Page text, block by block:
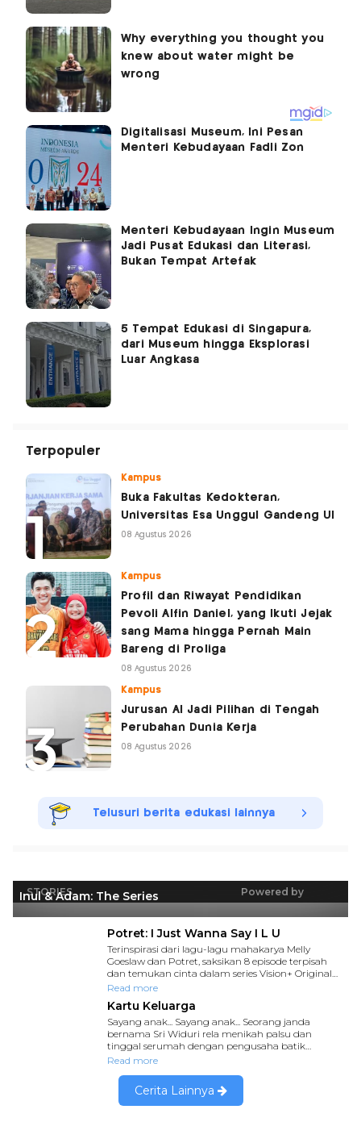
Digitalisasi Museum, Ini Pesan
Menteri Kebudayaan Fadli Zon
Menteri Kebudayaan Ingin Museum
Jadi Pusat Edukasi dan Literasi,
Bukan Tempat Artefak
5 Tempat Edukasi di Singapura,
dari Museum hingga Eksplorasi
Luar Angkasa
Terpopuler
Kampus
Buka Fakultas Kedokteran,
Universitas Esa Unggul Gandeng UI
08 Agustus 2026
Kampus
Profil dan Riwayat Pendidikan
Pevoli Alfin Daniel, yang Ikuti Jejak
sang Mama hingga Pernah Main
Bareng di Proliga
08 Agustus 2026
Kampus
Jurusan AI Jadi Pilihan di Tengah
Perubahan Dunia Kerja
08 Agustus 2026
Telusuri berita edukasi lainnya